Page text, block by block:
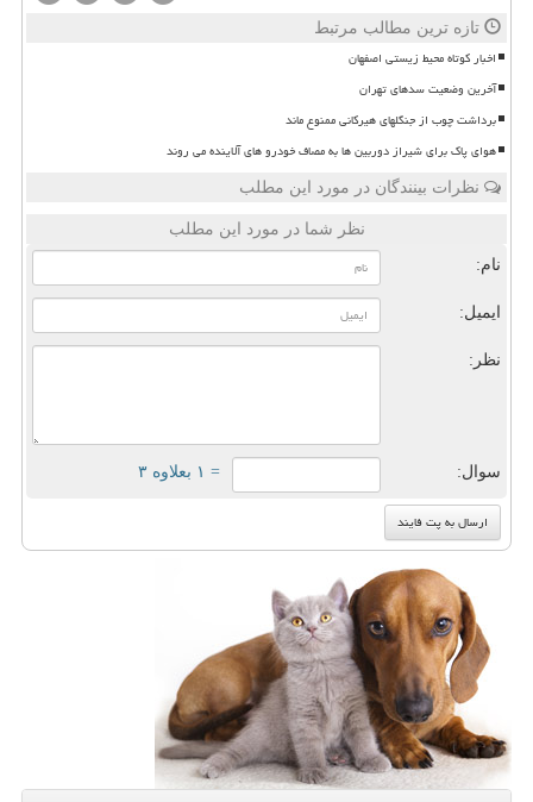
تازه ترین مطالب مرتبط
اخبار کوتاه محیط زیستی اصفهان
آخرین وضعیت سدهای تهران
برداشت چوب از جنگلهای هیرکانی ممنوع ماند
هوای پاک برای شیراز دوربین ها به مصاف خودرو های آلاینده می روند
نظرات بینندگان در مورد این مطلب
نظر شما در مورد این مطلب
نام:
ایمیل:
نظر:
سوال: = ۱ بعلاوه ۳